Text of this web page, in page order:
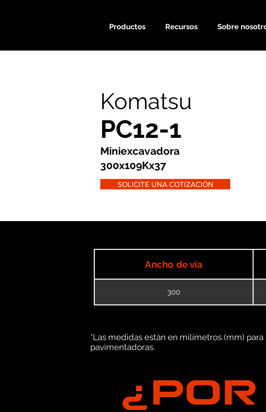
Productos Recursos Sobre
Komatsu
PC12-1
Miniexcavadora
300x109Kx37
SOLICITE UNA COTIZACIÓN
Ancho de vía
300
*Las medidas están en milímetros (mm)
pavimentadoras.